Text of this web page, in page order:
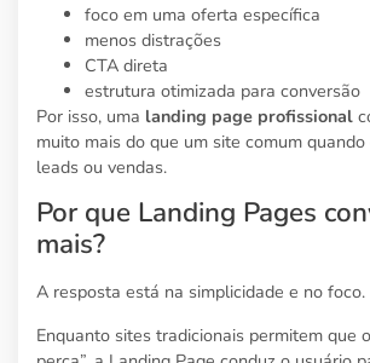
foco em uma oferta específica
menos distrações
CTA direta
estrutura otimizada para conversão
Por isso, uma landing page profissional
muito mais do que um site comum
leads ou vendas.
Por que Landing Pages
mais?
A resposta está na simplicidade e no foco.
Enquanto sites tradicionais permitem que